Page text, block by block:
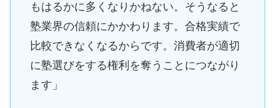
もはるかに多くなりかねない。そうなると
塾業界の信頼にかかわります。合格実績で
比較できなくなるからです。消費者が適切
に塾選びをする権利を奪うことにつながり
ます」